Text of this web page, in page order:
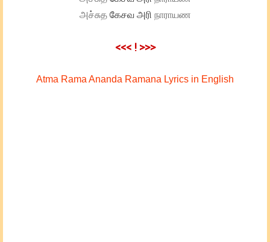
அச்சுத கேசவ அரி நாராயண
<<< ! >>>
Atma Rama Ananda Ramana Lyrics in English